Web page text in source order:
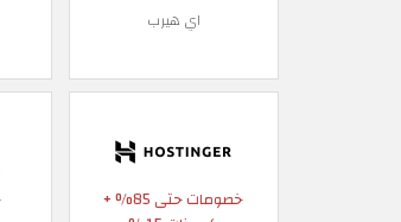
اي هيرب
خصومات حتى 85% +